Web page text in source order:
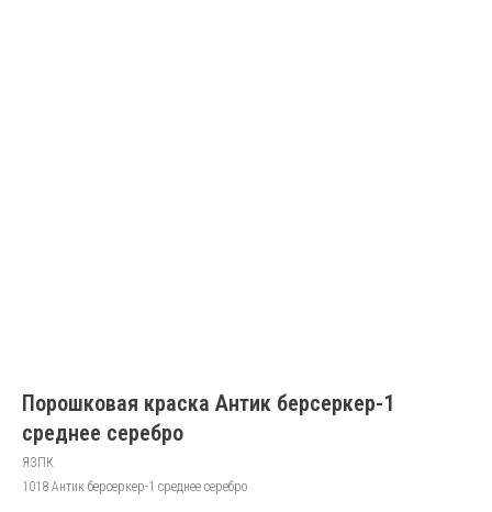
Порошковая краска Антик берсеркер-1
среднее серебро
ЯЗПК
1018 Антик берсеркер-1 среднее серебро